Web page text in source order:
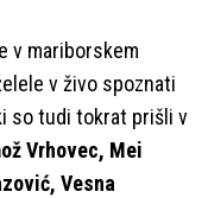
v mariborskem
v živo spoznati
so tudi tokrat prišli v
Vrhovec, Mei
Vesna